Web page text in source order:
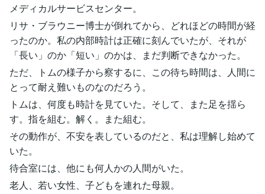
メディカルサービスセンター。
リサ・ブラウニー博士が倒れてから、どれほどの時間が経
ったのか。私の内部時計は正確に刻んでいたが、それが
「長い」のか「短い」のかは、まだ判断できなかった。
ただ、トムの様子から察するに、この待ち時間は、人間に
とって耐え難いものなのだろう。
トムは、何度も時計を見ていた。そして、また足を揺ら
す。指を組む。解く。また組む。
その動作が、不安を表しているのだと、私は理解し始めて
いた。
待合室には、他にも何人かの人間がいた。
老人、若い女性、子どもを連れた母親。